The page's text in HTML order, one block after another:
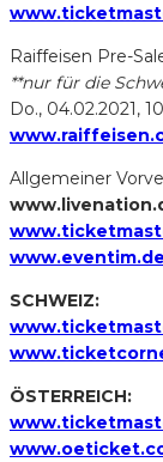
Raiffeisen Pre-
**nur für die
Do., 04.02.2021,
Allgemeiner
www.eventim.de
SCHWEIZ:
ÖSTERREICH: